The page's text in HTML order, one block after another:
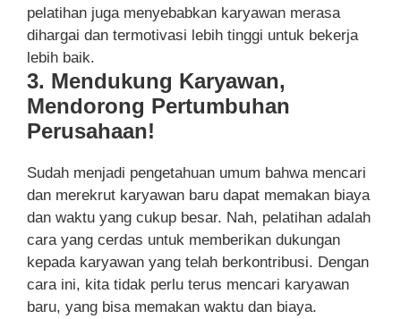
pelatihan juga menyebabkan karyawan merasa
dihargai dan termotivasi lebih tinggi untuk bekerja
lebih baik.
3. Mendukung Karyawan,
Mendorong Pertumbuhan
Perusahaan!
Sudah menjadi pengetahuan umum bahwa mencari
dan merekrut karyawan baru dapat memakan biaya
dan waktu yang cukup besar. Nah, pelatihan adalah
cara yang cerdas untuk memberikan dukungan
kepada karyawan yang telah berkontribusi. Dengan
cara ini, kita tidak perlu terus mencari karyawan
baru, yang bisa memakan waktu dan biaya.